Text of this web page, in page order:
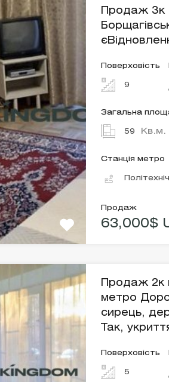
Продаж 3к
Поверховість
9
Загальна
59 Кв.м.
Станція метро
Продаж
63,000$
Продаж 2к
метро
сирець,
Так,
Поверховість
5